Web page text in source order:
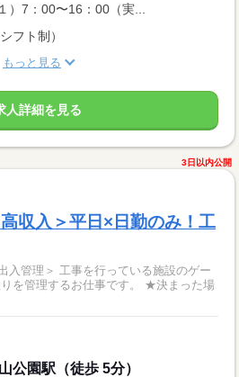
）7：00〜16：00（実...
フト制）
もっと見る
人詳細を見る
3日以内公開
収入＞平日×日勤のみ！工
入管理＞ 工事を行っている施設のゲー
するお仕事です。 ★決まった場
公園駅（徒歩 5分）